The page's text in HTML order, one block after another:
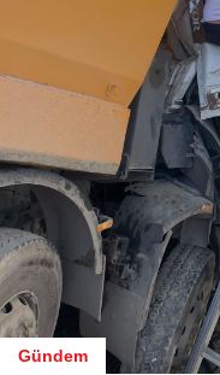
Gündem